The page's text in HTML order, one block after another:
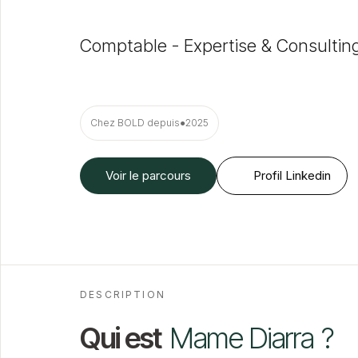
Comptable - Expertise &
Chez BOLD depuis●2025
Voir le parcours Profil Linkedin
DESCRIPTION
Qui est Mame Diarra ?